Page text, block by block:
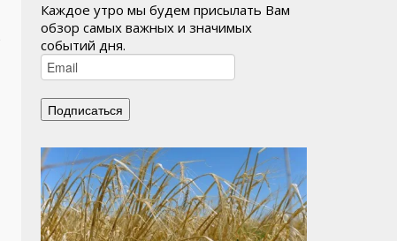
Каждое утро мы будем присылать Вам
обзор самых важных и значимых
событий дня.